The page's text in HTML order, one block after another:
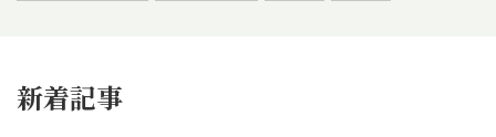
新着記事